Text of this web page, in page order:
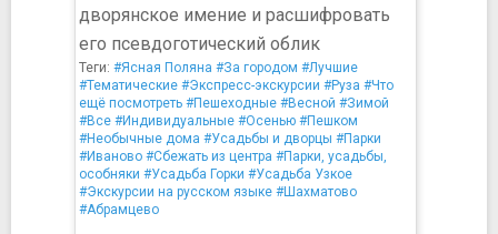
дворянское имение и расшифровать
его псевдоготический облик
Теги: #Ясная Поляна #За городом #Лучшие
#Тематические #Экспресс-экскурсии #Руза #Что
ещё посмотреть #Пешеходные #Весной #Зимой
#Все #Индивидуальные #Осенью #Пешком
#Необычные дома #Усадьбы и дворцы #Парки
#Иваново #Сбежать из центра #Парки, усадьбы,
особняки #Усадьба Горки #Усадьба Узкое
#Экскурсии на русском языке #Шахматово
#Абрамцево